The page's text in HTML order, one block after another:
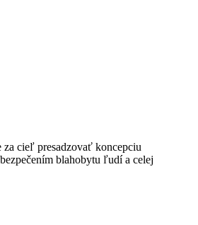
za cieľ presadzovať koncepciu
blahobytu ľudí a celej